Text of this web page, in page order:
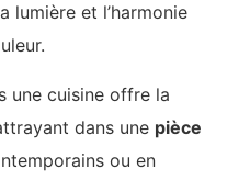
lumière et l’harmonie
une cuisine offre la
dans une pièce
ou en